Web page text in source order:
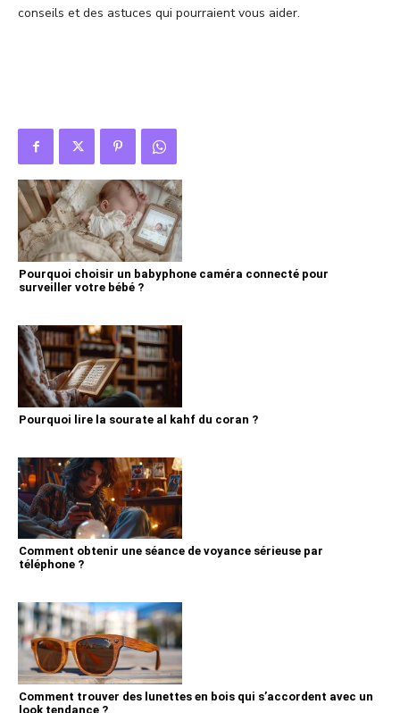
conseils et des astuces qui pourraient vous aider.
Pourquoi choisir un babyphone caméra connecté pour
surveiller votre bébé ?
Pourquoi lire la sourate al kahf du coran ?
Comment obtenir une séance de voyance sérieuse par
téléphone ?
Comment trouver des lunettes en bois qui s’accordent avec un
look tendance ?